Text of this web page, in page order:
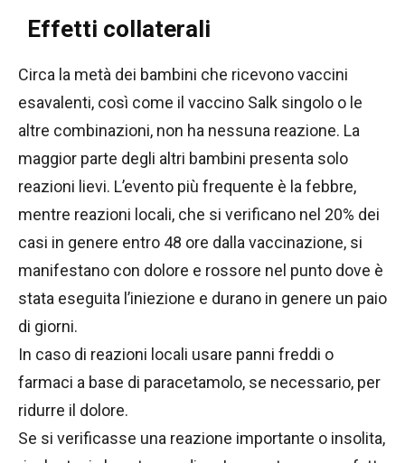
Effetti collaterali
Circa la metà dei bambini che ricevono vaccini
esavalenti, così come il vaccino Salk singolo o le
altre combinazioni, non ha nessuna reazione. La
maggior parte degli altri bambini presenta solo
reazioni lievi. L’evento più frequente è la febbre,
mentre reazioni locali, che si verificano nel 20% dei
casi in genere entro 48 ore dalla vaccinazione, si
manifestano con dolore e rossore nel punto dove è
stata eseguita l’iniezione e durano in genere un paio
di giorni.
In caso di reazioni locali usare panni freddi o
farmaci a base di paracetamolo, se necessario, per
ridurre il dolore.
Se si verificasse una reazione importante o insolita,